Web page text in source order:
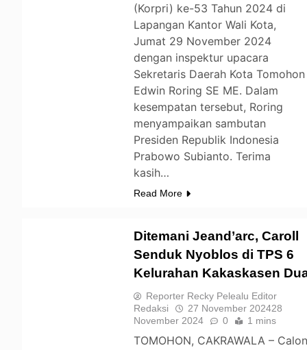
(Korpri) ke-53 Tahun 2024 di
Lapangan Kantor Wali Kota,
Jumat 29 November 2024
dengan inspektur upacara
Sekretaris Daerah Kota Tomohon
Edwin Roring SE ME. Dalam
kesempatan tersebut, Roring
menyampaikan sambutan
Presiden Republik Indonesia
Prabowo Subianto. Terima
kasih…
Read More
Ditemani Jeand’arc, Caroll
Senduk Nyoblos di TPS 6
Kelurahan Kakaskasen
Reporter Recky Pelealu Editor
Redaksi
27 November 202428
November 2024
0 1 mins
TOMOHON, CAKRAWALA –